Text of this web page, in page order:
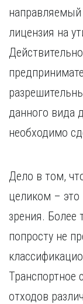
направляемый
лицензия на
данного вида
необходимо
Дело в том,
целиком – это
зрения. Более
попросту не
Транспортное
отходов